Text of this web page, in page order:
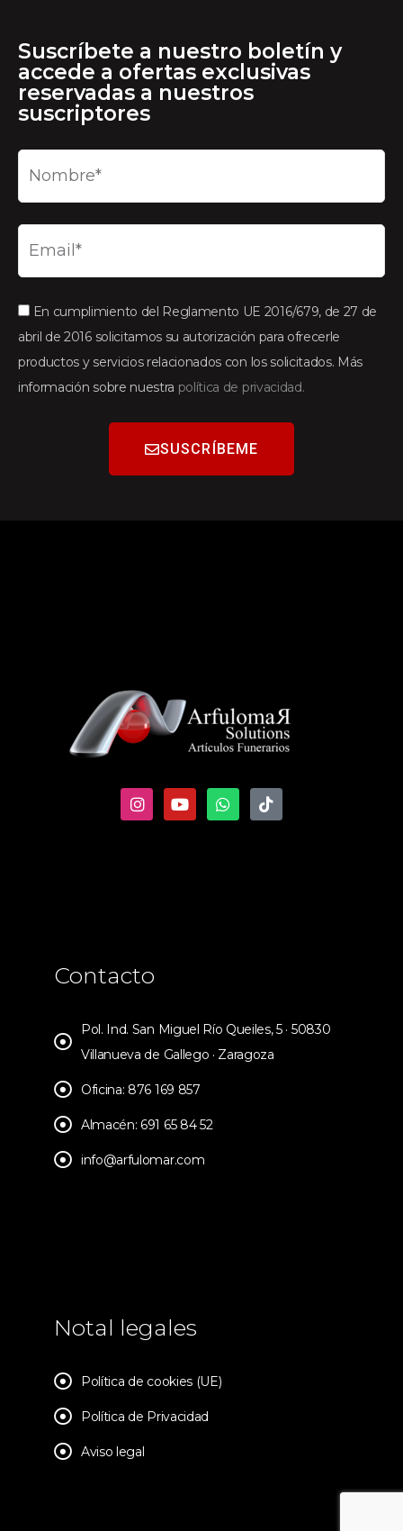
Suscríbete a nuestro boletín y
accede a ofertas exclusivas
reservadas a nuestros
suscriptores
En cumplimiento del Reglamento UE 2016/679, de 27 de
abril de 2016 solicitamos su autorización para ofrecerle
productos y servicios relacionados con los solicitados. Más
información sobre nuestra política de privacidad.
SUSCRÍBEME
Contacto
Pol. Ind. San Miguel Río Queiles, 5 · 50830
Villanueva de Gallego · Zaragoza
Oficina: 876 169 857
Almacén: 691 65 84 52
info@arfulomar.com
Notal legales
Política de cookies (UE)
Política de Privacidad
Aviso legal